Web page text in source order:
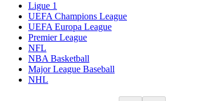
Ligue 1
UEFA Champions League
UEFA Europa League
Premier League
NFL
NBA Basketball
Major League Baseball
NHL